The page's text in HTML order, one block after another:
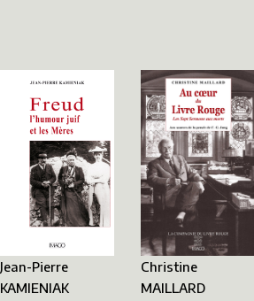
Jean-Pierre
KAMIENIAK
Christine
MAILLARD